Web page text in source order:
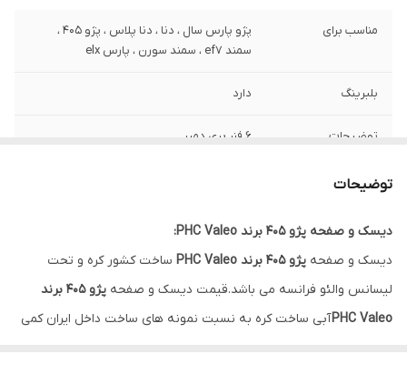
مناسب برای
پژو پارس سال ، دنا ، دنا پلاس ، پژو 405 ،
سمند ef7 ، سمند سورن ، پارس elx
بلبرینگ دارد
توضیحات 6 فنر پری دمپر
گارانتی
کشور سازنده
توضیحات
دیسک و صفحه پژو 405 برند PHC Valeo:
دیسک و صفحه پژو 405 برند PHC Valeo
ساخت کشور کره و تحت
لیسانس والئو فرانسه می باشد.قیمت دیسک و صفحه
پژو 405 برند
PHC Valeoآبی ساخت کره به نسبت نمونه های ساخت داخل ایران کمی